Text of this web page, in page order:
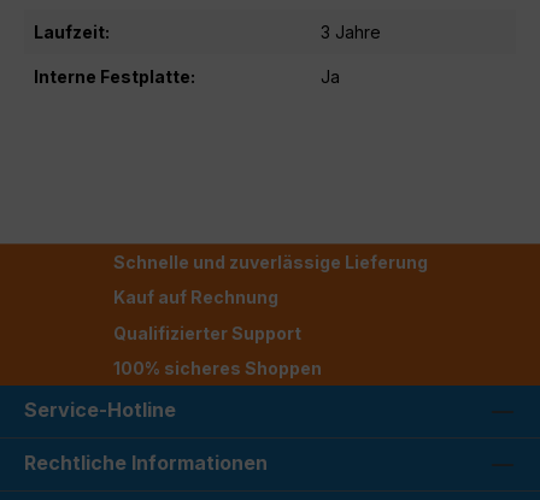
Laufzeit: 3 Jahre
Interne Festplatte: Ja
Schnelle und zuverlässige Lieferung
Kauf auf Rechnung
Qualifizierter Support
100% sicheres Shoppen
Service-Hotline
Rechtliche Informationen